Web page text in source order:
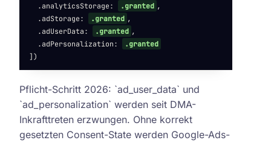
.analyticsStorage:
. granted ,
.adStorage:
. granted ,
.adUserData:
. granted ,
.adPersonalization:
. granted
])
Pflicht-Schritt 2026: `ad_user_data` und
`ad_personalization` werden seit DMA-
Inkrafttreten erzwungen. Ohne korrekt
gesetzten Consent-State werden Google-Ads-